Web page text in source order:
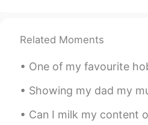
とが、難しくなっち
Related Moments
One of my favourite hobbies is baking , i really enjoy
Showing my dad my muscle lol 😅 During lockdown I
Can I milk my content out with this baby girl? My